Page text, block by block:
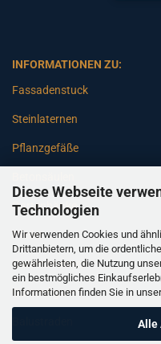
Diese Webseite
Technologien
Wir verwenden Cookies und
Drittanbietern, um die
gewährleisten, die Nutzung
ein bestmögliches
Informationen finden Sie in
Alle
INFORMATIONEN ZU:
Fassadenstuck
Steinlaternen
Pflanzgefäße
Gartenbänke
Pfeiler
Gartenbrunnen
Gartenfiguren